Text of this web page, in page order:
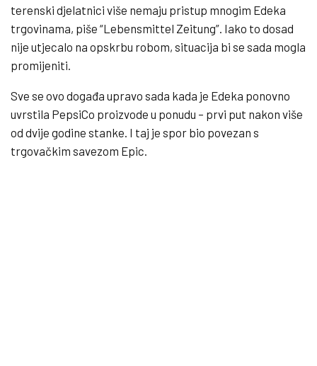
terenski djelatnici više nemaju pristup mnogim Edeka
trgovinama, piše “Lebensmittel Zeitung”. Iako to dosad
nije utjecalo na opskrbu robom, situacija bi se sada mogla
promijeniti.
Sve se ovo događa upravo sada kada je Edeka ponovno
uvrstila PepsiCo proizvode u ponudu – prvi put nakon više
od dvije godine stanke. I taj je spor bio povezan s
trgovačkim savezom Epic.